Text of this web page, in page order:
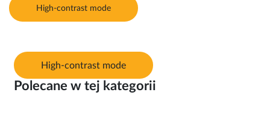
High-contrast mode
High-contrast mode
Polecane w tej kategorii